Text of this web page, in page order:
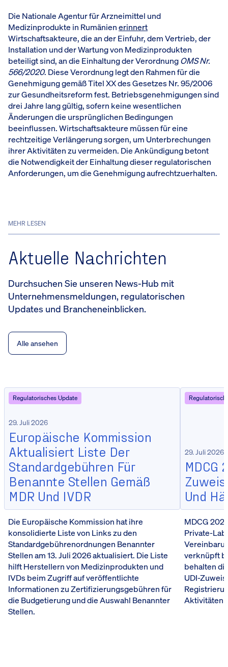
Die Nationale Agentur für Arzneimittel und
Medizinprodukte in Rumänienerinnert
Wirtschaftsakteure, die an der Einfuhr, dem Vertrieb, der
Installation und der Wartung von Medizinprodukten
beteiligt sind, an die Einhaltung der VerordnungOMS Nr.
566/2020. Diese Verordnung legt den Rahmen für die
Genehmigung gemäß Titel XX des Gesetzes Nr. 95/2006
zur Gesundheitsreform fest. Betriebsgenehmigungen sind
drei Jahre lang gültig, sofern keine wesentlichen
Änderungen die ursprünglichen Bedingungen
beeinflussen. Wirtschaftsakteure müssen für eine
rechtzeitige Verlängerung sorgen, um Unterbrechungen
ihrer Aktivitäten zu vermeiden. Die Ankündigung betont
die Notwendigkeit der Einhaltung dieser regulatorischen
Anforderungen, um die Genehmigung aufrechtzuerhalten.
MEHR LESEN
Aktuelle Nachrichten
Durchsuchen Sie unseren News-Hub mit
Unternehmensmeldungen, regulatorischen
Updates und Brancheneinblicken.
Alle ansehen
Regulatorisches Update
29. Juli 2026
Europäische Kommission
Aktualisiert Liste Der
Standardgebühren Für
Benannte Stellen Gemäß
MDR Und IVDR
Die Europäische Kommission hat ihre
konsolidierte Liste von Links zu den
Standardgebührenordnungen Benannter
Stellen am 13. Juli 2026 aktualisiert. Die Liste
hilft Herstellern von Medizinprodukten und
IVDs beim Zugriff auf veröffentlichte
Informationen zu Zertifizierungsgebühren für
die Budgetierung und die Auswahl Benannter
Stellen.
29. Juli 2026
MDCG
Und
MDCG
Private-
verknüpft
behalten
UDI-
Aktivitäten